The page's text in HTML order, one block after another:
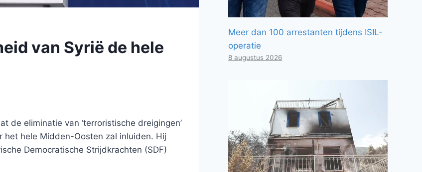
van Syrië de hele
de eliminatie van ‘terroristische dreigingen’
hele Midden-Oosten zal inluiden. Hij
Democratische Strijdkrachten (SDF)
Meer dan 100 arrestanten tijdens ISIL-
operatie
8 augustus 2026